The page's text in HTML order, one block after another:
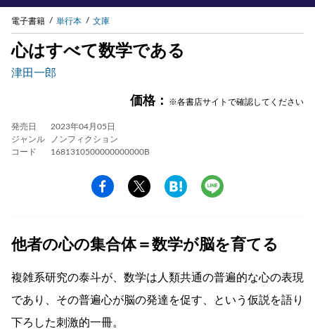
電子書籍 単行本 文庫
心はすべて数学である
津田一郎
価格： ※各書店サイトで確認してください
発売日
2023年04月05日
ジャンル
ノンフィクション
コード
1681310500000000000B
他者の心の集合体＝数学が脳を育てる
複雑系研究の泰斗が、数学は人類共通の普遍的な心の表現
であり、その普遍心が脳の発達を促す、という仮説を語り
下ろした刺激的一冊。